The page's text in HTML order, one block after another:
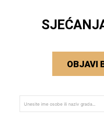
OBJAVI
Unesite ime osobe ili naziv grada...